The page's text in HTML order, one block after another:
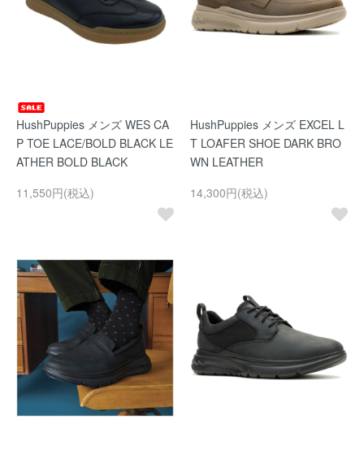
HushPuppies メンズ WES CA
P TOE LACE/BOLD BLACK LE
ATHER BOLD BLACK
11,550円(税込)
HushPuppies メンズ EXCEL L
T LOAFER SHOE DARK BRO
WN LEATHER
14,300円(税込)